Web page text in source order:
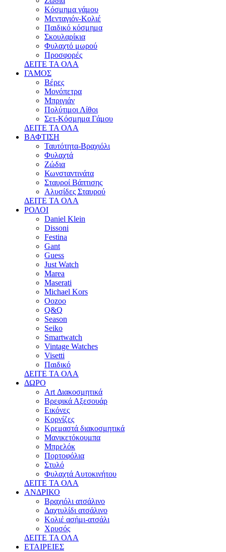
Κόσμημα γάμου
Μενταγιόν-Κολιέ
Παιδικό κόσμημα
Σκουλαρίκια
Φυλαχτό μωρού
Προσφορές
ΔΕΙΤΕ ΤΑ ΟΛΑ
ΓΑΜΟΣ
Βέρες
Μονόπετρα
Μπριγιάν
Πολύτιμοι Λίθοι
Σετ-Κόσμημα Γάμου
ΔΕΙΤΕ ΤΑ ΟΛΑ
ΒΑΦΤΙΣΗ
Ταυτότητα-Βραχιόλι
Φυλαχτά
Ζώδια
Κωνσταντινάτα
Σταυροί Βάπτισης
Αλυσίδες Σταυρού
ΔΕΙΤΕ ΤΑ ΟΛΑ
ΡΟΛΟΙ
Daniel Klein
Dissoni
Festina
Gant
Guess
Just Watch
Marea
Maserati
Michael Kors
Oozoo
Q&Q
Season
Seiko
Smartwatch
Vintage Watches
Visetti
Παιδικό
ΔΕΙΤΕ ΤΑ ΟΛΑ
ΔΩΡΟ
Art Διακοσμητικά
Βρεφικά Αξεσουάρ
Εικόνες
Κορνίζες
Κρεμαστά διακοσμητικά
Μανικετόκουμπα
Μπρελόκ
Πορτοφόλια
Στυλό
Φυλαχτά Αυτοκινήτου
ΔΕΙΤΕ ΤΑ ΟΛΑ
ΑΝΔΡΙΚΟ
Βραχιόλι ατσάλινο
Δαχτυλίδι ατσάλινο
Κολιέ ασήμι-ατσάλι
Χρυσός
ΔΕΙΤΕ ΤΑ ΟΛΑ
ΕΤΑΙΡΕΙΕΣ